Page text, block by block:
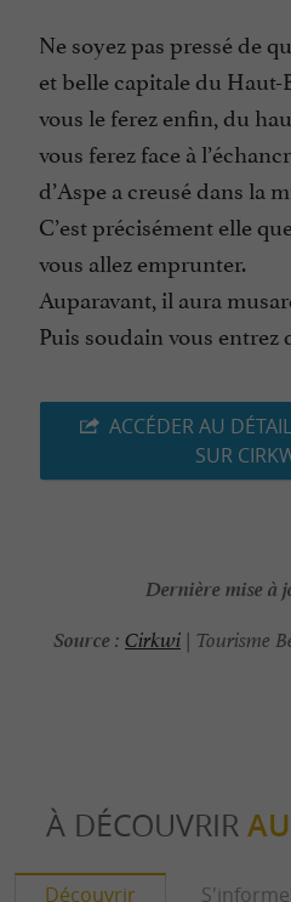
Ne soyez pas pressé de
et belle capitale du
vous le ferez enfin, du
vous ferez face à
d’Aspe a creusé dans la
C’est précisément elle
vous allez emprunter.
Auparavant, il aura
Puis soudain vous entrez
ACCÉDER AU
SUR
Dernière mise à
Source : Cirkwi | Tourisme
À DÉCOUVRIR
Découvrir